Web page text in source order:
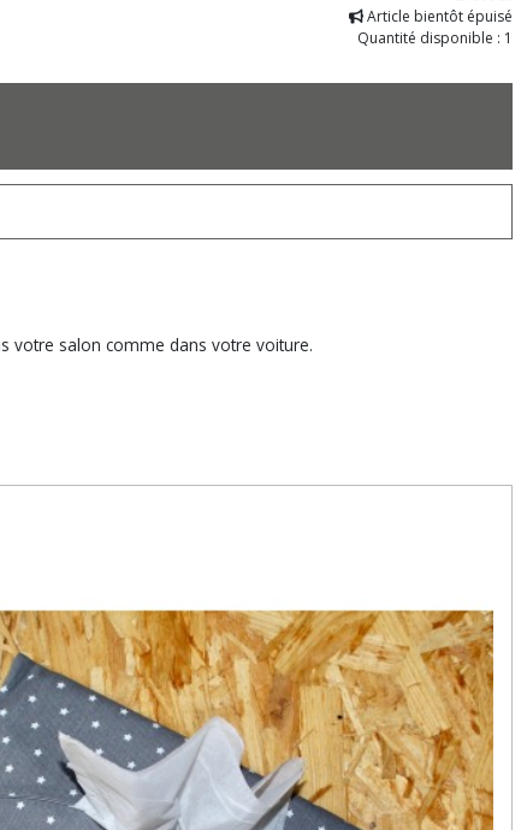
Article bientôt épuisé
Quantité disponible : 1
votre salon comme dans votre voiture.